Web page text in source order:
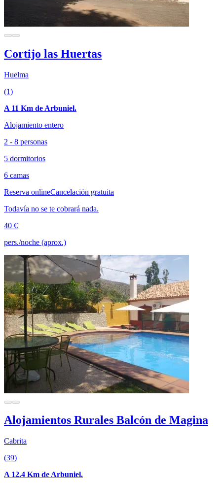
Cortijo las Huertas
Huelma
(1)
A 11 Km de Arbuniel.
Alojamiento entero
2 - 8 personas
5 dormitorios
6 camas
Reserva onlineCancelación gratuita
Todavía no se te cobrará nada.
40 €
pers./noche (aprox.)
Alojamientos Rurales Balcón de Magina
Cabrita
(39)
A 12.4 Km de Arbuniel.